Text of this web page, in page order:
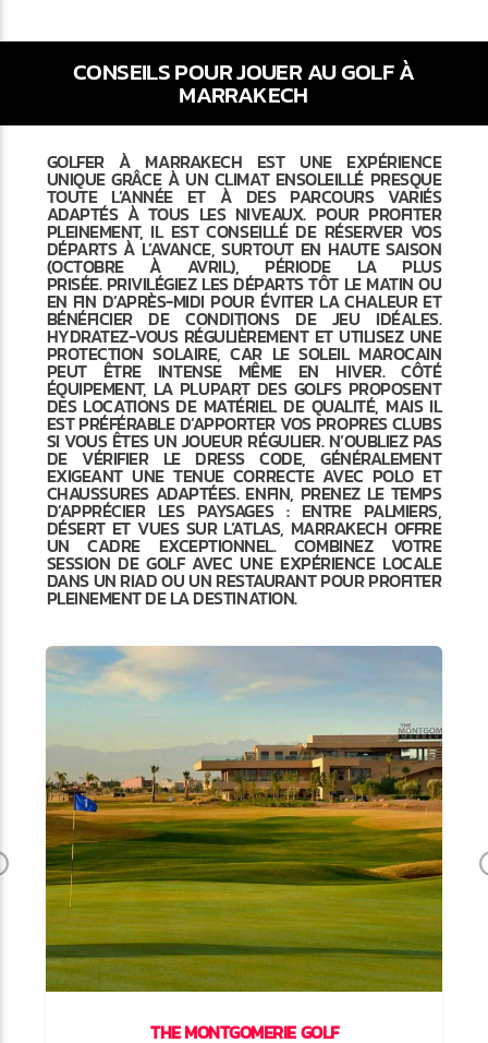
CONSEILS POUR JOUER AU GOLF À
MARRAKECH
GOLFER À MARRAKECH EST UNE EXPÉRIENCE
UNIQUE GRÂCE À UN CLIMAT ENSOLEILLÉ PRESQUE
TOUTE L’ANNÉE ET À DES PARCOURS VARIÉS
ADAPTÉS À TOUS LES NIVEAUX. POUR PROFITER
PLEINEMENT, IL EST CONSEILLÉ DE RÉSERVER VOS
DÉPARTS À L’AVANCE, SURTOUT EN HAUTE SAISON
(OCTOBRE À AVRIL), PÉRIODE LA PLUS
PRISÉE. PRIVILÉGIEZ LES DÉPARTS TÔT LE MATIN OU
EN FIN D’APRÈS-MIDI POUR ÉVITER LA CHALEUR ET
BÉNÉFICIER DE CONDITIONS DE JEU IDÉALES.
HYDRATEZ-VOUS RÉGULIÈREMENT ET UTILISEZ UNE
PROTECTION SOLAIRE, CAR LE SOLEIL MAROCAIN
PEUT ÊTRE INTENSE MÊME EN HIVER. CÔTÉ
ÉQUIPEMENT, LA PLUPART DES GOLFS PROPOSENT
DES LOCATIONS DE MATÉRIEL DE QUALITÉ, MAIS IL
EST PRÉFÉRABLE D’APPORTER VOS PROPRES CLUBS
SI VOUS ÊTES UN JOUEUR RÉGULIER. N’OUBLIEZ PAS
DE VÉRIFIER LE DRESS CODE, GÉNÉRALEMENT
EXIGEANT UNE TENUE CORRECTE AVEC POLO ET
CHAUSSURES ADAPTÉES. ENFIN, PRENEZ LE TEMPS
D’APPRÉCIER LES PAYSAGES : ENTRE PALMIERS,
DÉSERT ET VUES SUR L’ATLAS, MARRAKECH OFFRE
UN CADRE EXCEPTIONNEL. COMBINEZ VOTRE
SESSION DE GOLF AVEC UNE EXPÉRIENCE LOCALE
DANS UN RIAD OU UN RESTAURANT POUR PROFITER
PLEINEMENT DE LA DESTINATION.
Previous
THE MONTGOMERIE GOLF